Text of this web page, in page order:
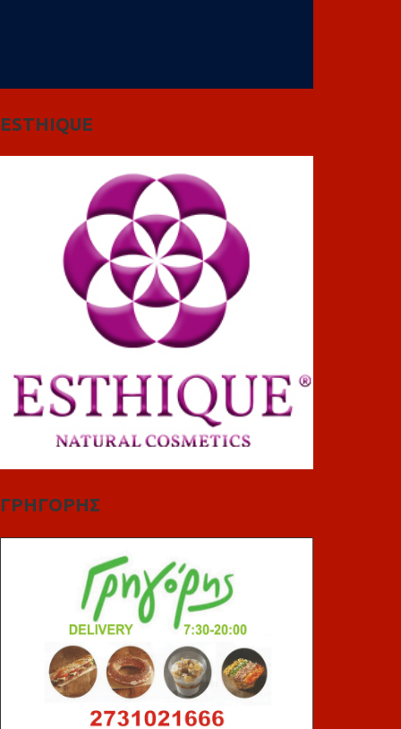
ESTHIQUE
ΓΡΗΓΟΡΗΣ